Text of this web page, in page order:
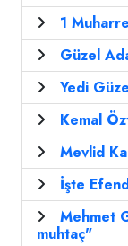
1
Güzel
Yedi
Kemal
Mevlid
İşte
Mehmet
muhtaç"